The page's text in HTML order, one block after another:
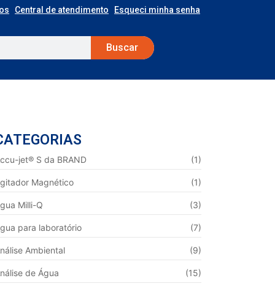
Central de atendimento Esqueci minha senha
Buscar
jet® S da BRAND (1)
Magnético (1)
Milli-Q (3)
para laboratório (7)
Ambiental (9)
de Água (15)